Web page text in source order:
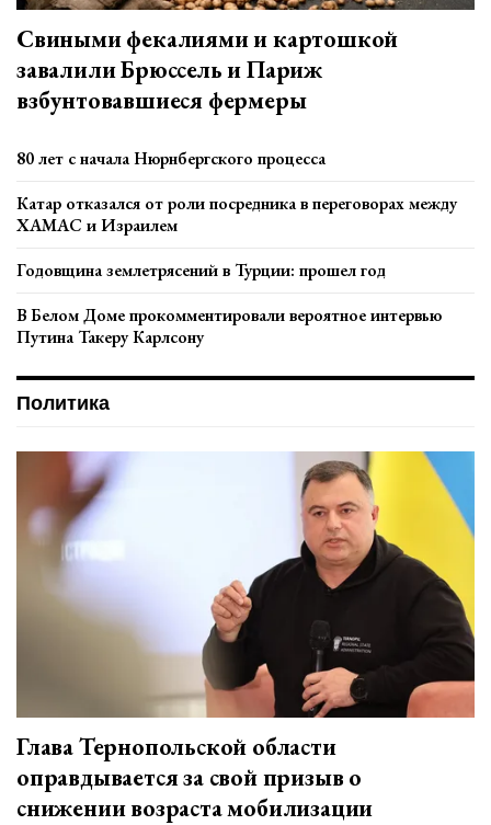
Свиными фекалиями и картошкой
завалили Брюссель и Париж
взбунтовавшиеся фермеры⁠
80 лет с начала Нюрнбергского процесса
Катар отказался от роли посредника в переговорах между
ХАМАС и Израилем
Годовщина землетрясений в Турции: прошел год
В Белом Доме прокомментировали вероятное интервью
Путина Такеру Карлсону
Политика
Глава Тернопольской области
оправдывается за свой призыв о
снижении возраста мобилизации